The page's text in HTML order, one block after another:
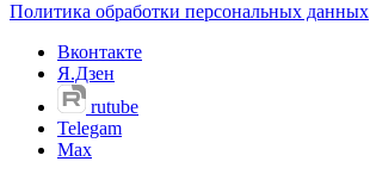
Политика обработки персональных данных
Вконтакте
Я.Дзен
rutube
Telegam
Max